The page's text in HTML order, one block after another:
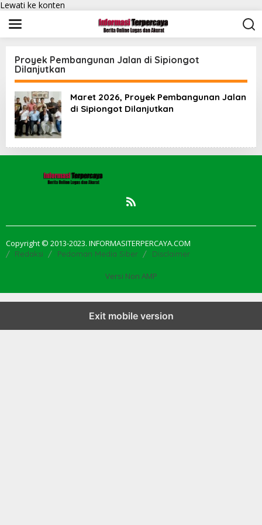
Lewati ke konten
Proyek Pembangunan Jalan di Sipiongot
Dilanjutkan
Maret 2026, Proyek Pembangunan Jalan
di Sipiongot Dilanjutkan
Copyright © 2013-2023. INFORMASITERPERCAYA.COM
Redaksi Pedoman Media Siber Disclaimer
Versi Non AMP
Exit mobile version